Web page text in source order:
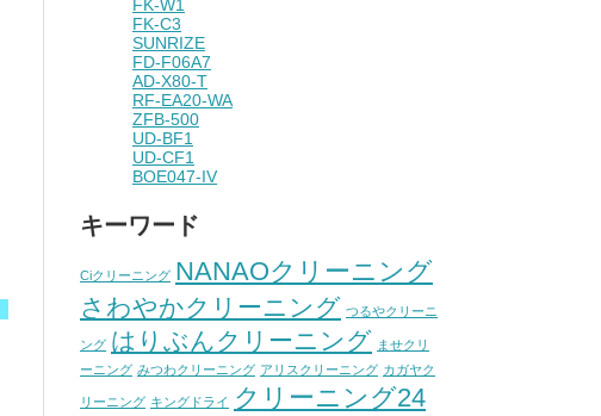
FK-W1
FK-C3
SUNRIZE
FD-F06A7
AD-X80-T
RF-EA20-WA
ZFB-500
UD-BF1
UD-CF1
BOE047-IV
キーワード
Ciクリーニング NANAOクリーニング
さわやかクリーニング つるやクリーニ
ング はりぶんクリーニング ませクリ
ーニング みつわクリーニング アリスクリーニング カガヤク
リーニング キングドライ クリーニング24